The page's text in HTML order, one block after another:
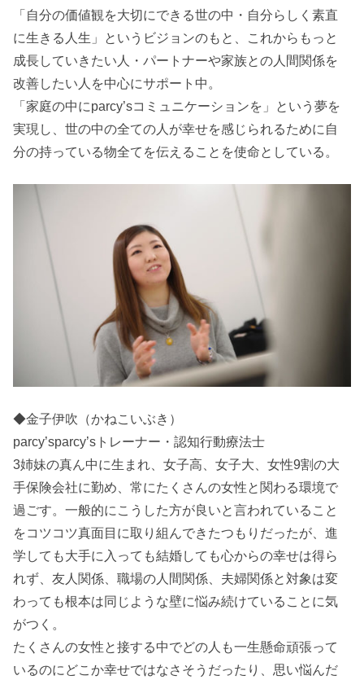
「自分の価値観を大切にできる世の中・自分らしく素直
に生きる人生」というビジョンのもと、これからもっと
成長していきたい人・パートナーや家族との人間関係を
改善したい人を中心にサポート中。
「家庭の中にparcy’sコミュニケーションを」という夢を
実現し、世の中の全ての人が幸せを感じられるために自
分の持っている物全てを伝えることを使命としている。
◆金子伊吹（かねこいぶき）
parcy’sparcy’sトレーナー・認知行動療法士
3姉妹の真ん中に生まれ、女子高、女子大、女性9割の大
手保険会社に勤め、常にたくさんの女性と関わる環境で
過ごす。一般的にこうした方が良いと言われていること
をコツコツ真面目に取り組んできたつもりだったが、進
学しても大手に入っても結婚しても心からの幸せは得ら
れず、友人関係、職場の人間関係、夫婦関係と対象は変
わっても根本は同じような壁に悩み続けていることに気
がつく。
たくさんの女性と接する中でどの人も一生懸命頑張って
いるのにどこか幸せではなさそうだったり、思い悩んだ